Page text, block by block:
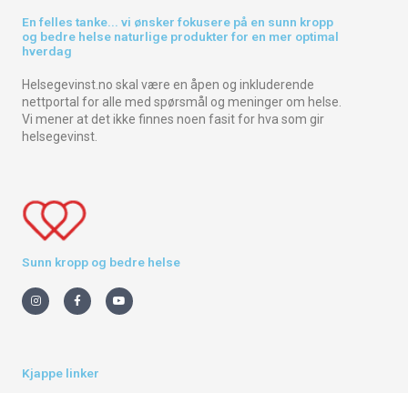
En felles tanke... vi ønsker fokusere på en sunn kropp
og bedre helse naturlige produkter for en mer optimal
hverdag
Helsegevinst.no skal være en åpen og inkluderende
nettportal for alle med spørsmål og meninger om helse.
Vi mener at det ikke finnes noen fasit for hva som gir
helsegevinst.
Sunn kropp og bedre helse
n
s
t
m
a
c
e
-
f
o
u
t
Kjappe linker